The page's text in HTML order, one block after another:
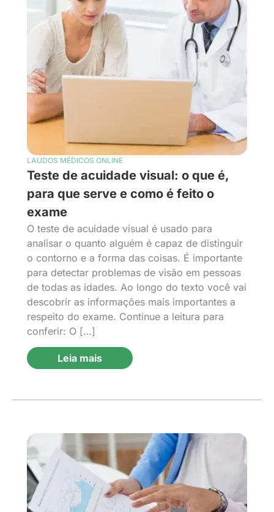
LAUDOS MÉDICOS ONLINE
Teste de acuidade visual: o que é,
para que serve e como é feito o
exame
O teste de acuidade visual é usado para
analisar o quanto alguém é capaz de distinguir
o contorno e a forma das coisas. É importante
para detectar problemas de visão em pessoas
de todas as idades. Ao longo do texto você vai
descobrir as informações mais importantes a
respeito do exame. Continue a leitura para
conferir: O […]
Leia mais